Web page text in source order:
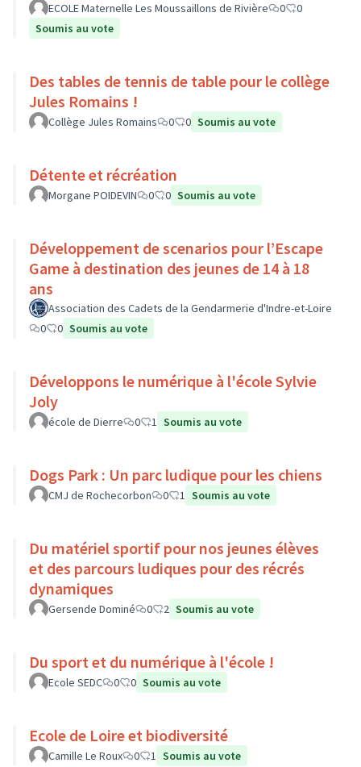
ECOLE Maternelle Les Moussaillons de Rivière 0
0
Soumis au vote
Des tables de tennis de table pour le collège
Jules Romains !
Collège Jules Romains 0 0 Soumis au vote
Détente et récréation
Morgane POIDEVIN 0 0 Soumis au vote
Développement de scenarios pour l’Escape
Game à destination des jeunes de 14 à 18
ans
Association des Cadets de la Gendarmerie d'Indre-et-Loire
0
0 Soumis au vote
Développons le numérique à l'école Sylvie
Joly
école de Dierre 0 1 Soumis au vote
Dogs Park : Un parc ludique pour les chiens
CMJ de Rochecorbon 0 1 Soumis au vote
Du matériel sportif pour nos jeunes élèves
et des parcours ludiques pour des récrés
dynamiques
Gersende Dominé 0 2 Soumis au vote
Du sport et du numérique à l'école !
Ecole SEDC 0 0 Soumis au vote
Ecole de Loire et biodiversité
Camille Le Roux 0 1 Soumis au vote